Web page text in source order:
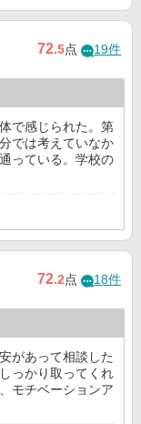
72.5点 19件
で感じられた。第
では考えていなか
っている。学校の
72.2点 18件
があって相談した
っかり取ってくれ
モチベーションア